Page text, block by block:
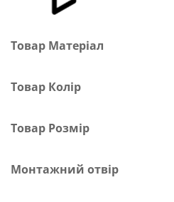
Товар Матеріал
Товар Колір
Товар Розмір
Монтажний отвір